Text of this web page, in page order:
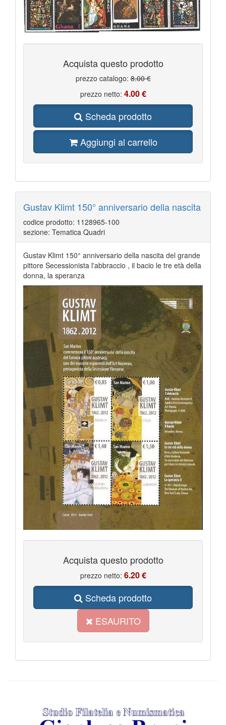
Acquista questo prodotto
prezzo catalogo:8.00 €
prezzo netto: 4.00 €
Scheda prodotto
Aggiungi al carrello
Gustav Klimt 150° anniversario della nascita
codice prodotto: 1128965-100
sezione: Tematica Quadri
Gustav Klimt 150° anniversario della nascita del grande
pittore Secessionista l'abbraccio , il bacio le tre età della
donna, la speranza
Acquista questo prodotto
prezzo netto: 6.20 €
Scheda prodotto
ESAURITO